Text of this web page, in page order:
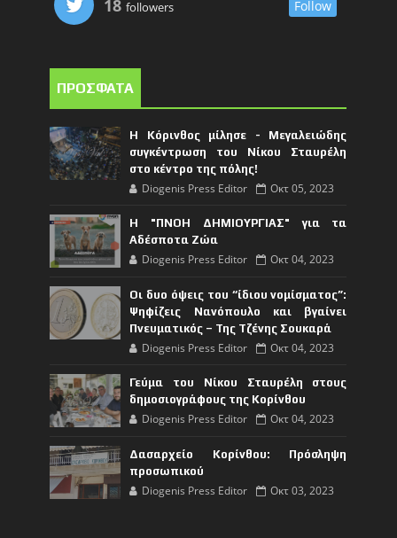
18 followers Follow
ΠΡΟΣΦΑΤΑ
Η Κόρινθος μίλησε - Μεγαλειώδης
συγκέντρωση του Νίκου Σταυρέλη
στο κέντρο της πόλης!
Diogenis Press Editor Οκτ 05, 2023
Η "ΠΝΟΗ ΔΗΜΙΟΥΡΓΙΑΣ" για τα
Αδέσποτα Ζώα
Diogenis Press Editor Οκτ 04, 2023
Οι δυο όψεις του “ίδιου νομίσματος”:
Ψηφίζεις Νανόπουλο και βγαίνει
Πνευματικός – Της Τζένης Σουκαρά
Diogenis Press Editor Οκτ 04, 2023
Γεύμα του Νίκου Σταυρέλη στους
δημοσιογράφους της Κορίνθου
Diogenis Press Editor Οκτ 04, 2023
Δασαρχείο Κορίνθου: Πρόσληψη
προσωπικού
Diogenis Press Editor Οκτ 03, 2023